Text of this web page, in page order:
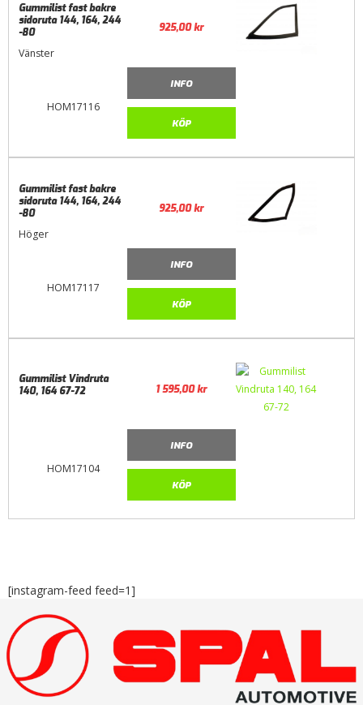
HOM17116
Gummilist fast bakre
sidoruta 144, 164, 244
-80
Vänster
925,00kr
INFO
KÖP
HOM17117
Gummilist fast bakre
sidoruta 144, 164, 244
-80
Höger
925,00kr
INFO
KÖP
HOM17104
Gummilist Vindruta
140, 164 67-72
1 595,00kr
INFO
KÖP
[instagram-feed feed=1]